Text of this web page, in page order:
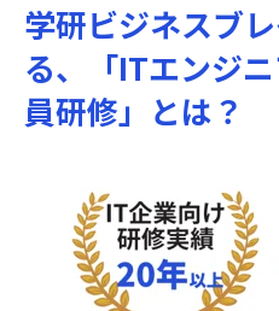
学研ビジネスブ
る、「ITエンジ
員研修」とは？